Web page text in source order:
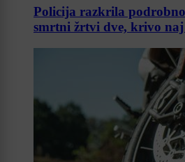
Policija razkrila
smrtni žrtvi dve, krivo